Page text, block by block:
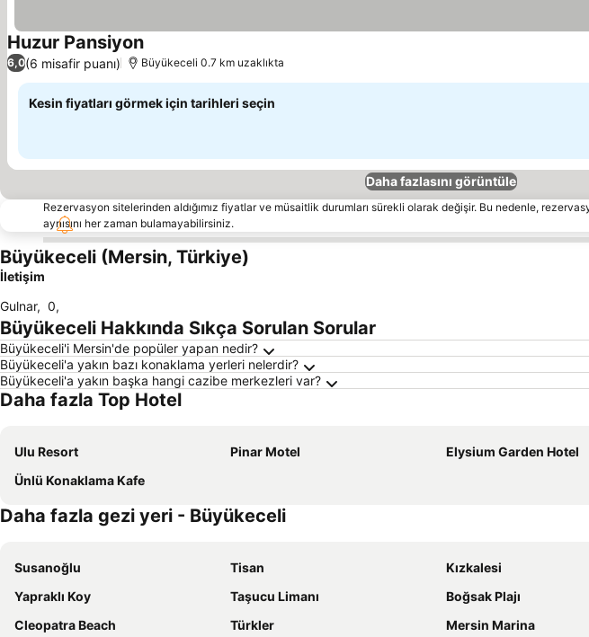
Huzur Pansiyon
6,0(6 misafir puanı) Büyükeceli 0.7 km uzaklıkta
Kesin fiyatları görmek için tarihleri seçin
Daha fazlasını görüntüle
Rezervasyon sitelerinden aldığımız fiyatlar ve müsaitlik durumları sürekli olarak değişir. Bu nedenle,
aynısını her zaman bulamayabilirsiniz.
Büyükeceli (Mersin, Türkiye)
İletişim
Gulnar, 0,
Büyükeceli Hakkında Sıkça Sorulan Sorular
Büyükeceli'i Mersin'de popüler yapan nedir?
Büyükeceli'a yakın bazı konaklama yerleri nelerdir?
Büyükeceli'a yakın başka hangi cazibe merkezleri var?
Daha fazla Top Hotel
Ulu Resort Pinar Motel Elysium Garden Hotel
Ünlü Konaklama Kafe
Daha fazla gezi yeri - Büyükeceli
Susanoğlu Tisan Kızkalesi
Yapraklı Koy
Taşucu Limanı Boğsak Plajı
Cleopatra Beach
Türkler Mersin Marina